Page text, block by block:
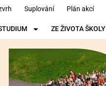
Suplování Plán akcí
ZE ŽIVOTA ŠKOLY